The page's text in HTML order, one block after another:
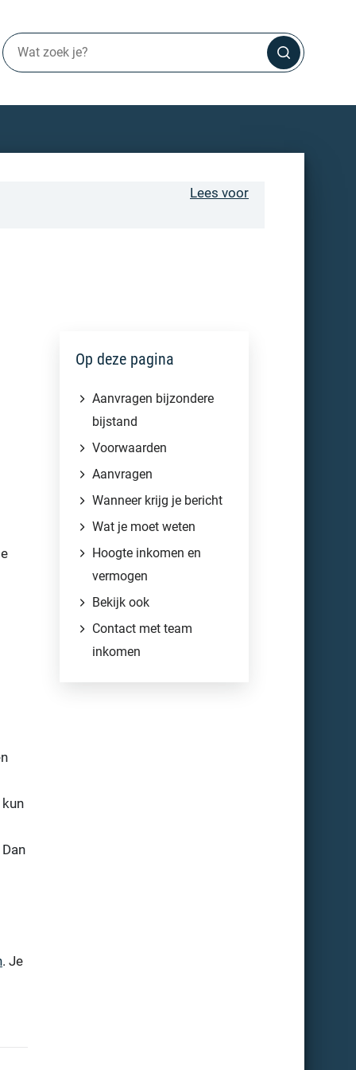
Lees voor
. Je
Op deze pagina
Aanvragen bijzondere
bijstand
Voorwaarden
Aanvragen
Wanneer krijg je bericht
Wat je moet weten
Hoogte inkomen en
vermogen
Bekijk ook
Contact met team
inkomen